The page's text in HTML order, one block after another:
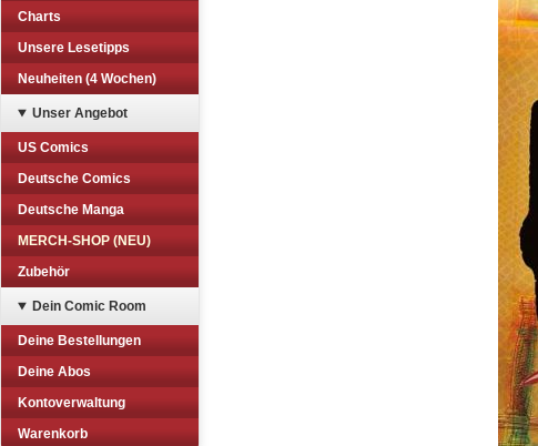
Charts
Unsere Lesetipps
Neuheiten (4 Wochen)
Unser Angebot
US Comics
Deutsche Comics
Deutsche Manga
MERCH-SHOP (NEU)
Zubehör
Dein Comic Room
Deine Bestellungen
Deine Abos
Kontoverwaltung
Warenkorb